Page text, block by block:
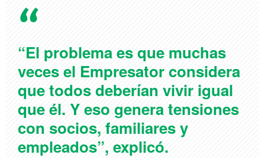
“El problema es que muchas
veces el Empresator considera
que todos deberían vivir igual
que él. Y eso genera tensiones
con socios, familiares y
empleados”, explicó.